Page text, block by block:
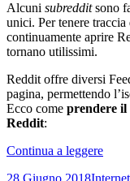
Alcuni subredditsono
unici. Per tenere
continuamente aprire
tornano utilissimi.
Reddit offre diversi
pagina, permettendo
Ecco come prendere il
Reddit:
Continua a leggereCome
Scritto
28 Giugno 2018Internet